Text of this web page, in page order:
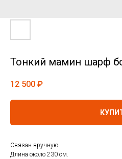
Тонкий мамин шарф
12 500 ₽
Связан вручную.
Длина около 230 см.